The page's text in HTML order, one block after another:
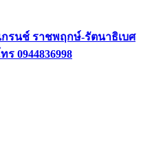
รนช์ ราชพฤกษ์-รัตนาธิเบศ
0944836998